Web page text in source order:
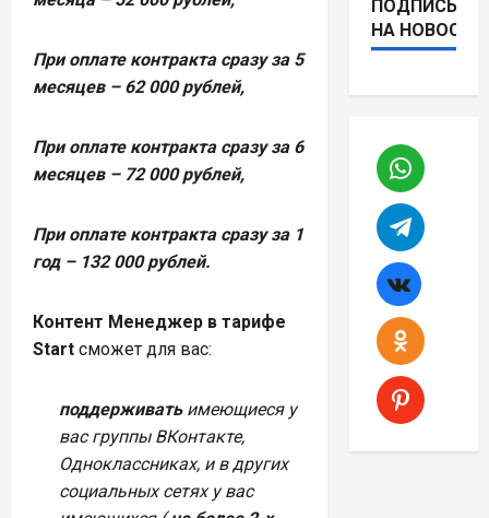
При оплате контракта сразу за 5
месяцев – 62 000 рублей,
При оплате контракта сразу за 6
месяцев – 72 000 рублей,
При оплате контракта сразу за 1
год – 132 000 рублей.
Контент Менеджер в тарифе
Start сможет для вас:
поддерживатьимеющиеся у
вас группы ВКонтакте,
Одноклассниках, и в других
социальных сетях у вас
НА НОВОСТИ